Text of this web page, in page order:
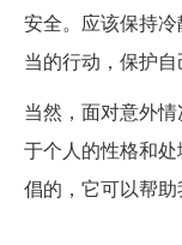
安全。应该保持
当的行动，保护自
当然，面对意外
于个人的性格和
倡的，它可以帮助